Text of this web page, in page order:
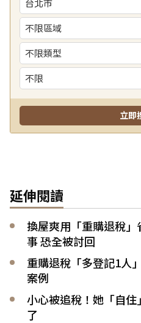
延伸閱讀
換屋爽用「重購退稅
事 恐全被討回
重購退稅「多登記1人
案例
小心被追稅！她「自
了